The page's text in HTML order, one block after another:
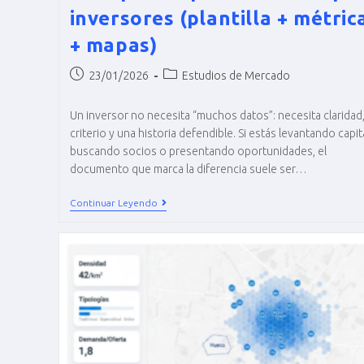
inversores (plantilla +
+ mapas)
23/01/2026 Estudios de Mercado
Un inversor no necesita “muchos datos”: necesita claridad,
criterio y una historia defendible. Si estás levantando
buscando socios o presentando oportunidades, el
documento que marca la diferencia suele ser…
Continuar Leyendo